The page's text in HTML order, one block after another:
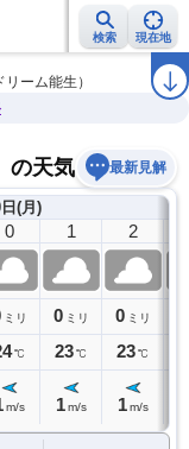
検索 現在地
注意報 2週間天気 ラ
ーム能生）
の天気予報最新見解
(月)
0
ミリ
℃
m/s
1
0 ミリ
23℃
1 m/s
2
0 ミリ
23℃
1 m/s